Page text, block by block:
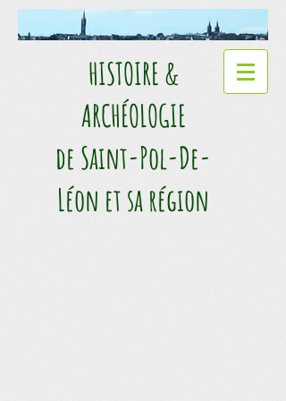
HISTOIRE &
ARCHÉOLOGIE​
de Saint-Pol-De-
Léon et sa région